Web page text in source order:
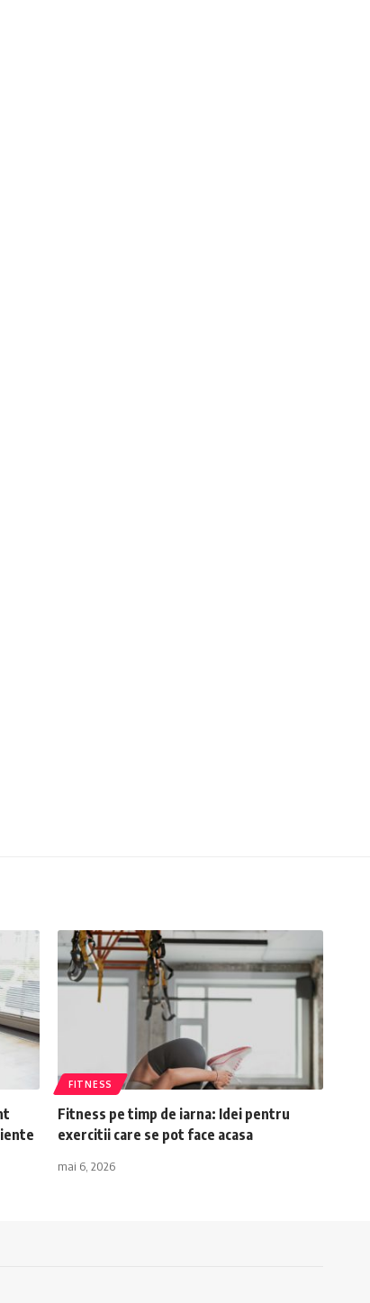
FITNESS
Fitness pe timp de iarna: Idei pentru
exercitii care se pot face acasa
mai 6, 2026